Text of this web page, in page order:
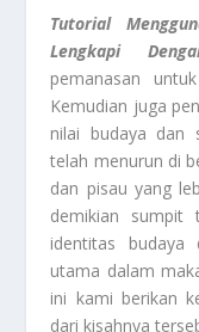
Tutorial
Lengkapi
pemanasan
Kemudian juga
nilai budaya dan
telah menurun di
dan pisau yang
demikian sumpit
identitas
utama dalam
ini kami berikan
dari kisahnya